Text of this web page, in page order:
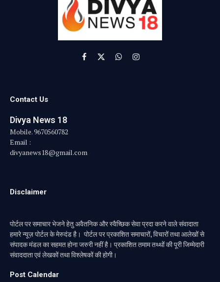
Facebook
X
WhatsAppInstagram
Contact Us
Divya News 18
Mobile. 9670560782
Email :
divyanews18@gmail.com
Disclaimer
पोर्टल पर समाचार भेजने हेतु अवैतनिक और स्वैच्छिक सेवा प्रदा करने वाले संवादाता
हमारे न्यूज़ पोर्टल के मेरुदंड है। पोर्टल पर प्रकाशित समाचारों, विचारों तथा आलेखों से
संपादक मंडल का सहमत होना जरुरी नहीं है। प्रकाशित तमाम तथ्थों की पूरी जिम्मेदारी
संवाददाता एवं लेखकों तथा विश्लेषकों की होगी।
Post Calendar